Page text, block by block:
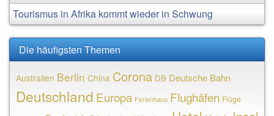
Tourismus in Afrika kommt wieder in Schwung
Die häufigsten Themen
Australien Berlin China Corona DB Deutsche Bahn
Deutschland Europa Ferienhaus Flughäfen Flüge